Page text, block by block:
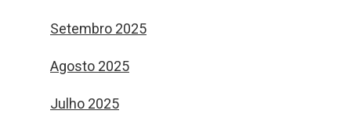
Setembro 2025
Agosto 2025
Julho 2025